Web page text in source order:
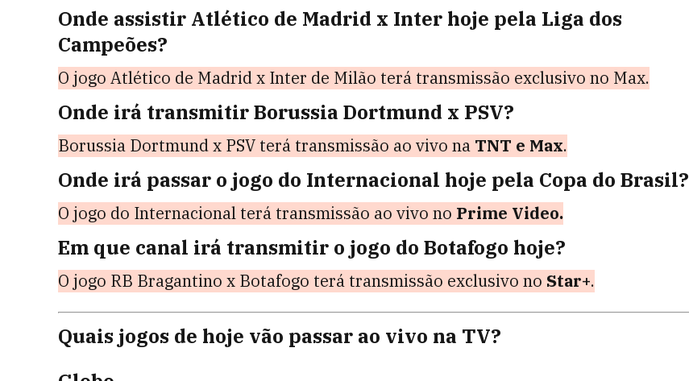
Onde assistir Atlético de Madrid x Inter hoje pela Liga dos
Campeões?
O jogo Atlético de Madrid x Inter de Milão terá transmissão exclusivo no Max.
Onde irá transmitir Borussia Dortmund x PSV?
Borussia Dortmund x PSV terá transmissão ao vivo na TNT e Max.
Onde irá passar o jogo do Internacional hoje pela Copa do Brasil?
O jogo do Internacional terá transmissão ao vivo no Prime Video.
Em que canal irá transmitir o jogo do Botafogo hoje?
O jogo RB Bragantino x Botafogo terá transmissão exclusivo no Star+.
Quais jogos de hoje vão passar ao vivo na TV?